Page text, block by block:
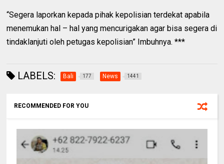
“Segera laporkan kepada pihak kepolisian terdekat apabila
menemukan hal – hal yang mencurigakan agar bisa segera di
tindaklanjuti oleh petugas kepolisian” Imbuhnya. ***
LABELS: Bali 177 News 1441
RECOMMENDED FOR YOU